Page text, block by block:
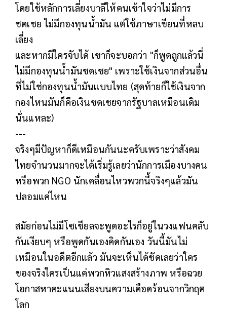
โดยใช้หลักการเลี่ยงบาลีให้คนเข้าใจว่าไม่มีการ
ชดเชย ไม่มีกองทุนน้ำมัน แต่ใช้ภาษาเขียนที่หลบ
เลี่ยง
และหากมีใครจับได้ เขาก็จะบอกว่า "ก็พูดถูกแล้วนี่
ไม่มีกองทุนน้ำมันชดเชย" เพราะใช้เงินจากส่วนอื่น
ที่ไม่ใช่กองทุนน้ำมันแบบไทย (สุดท้ายก็ใช้เงินจาก
กองไหนมันก็คือเงินชดเชยจากรัฐบาลเหมือนเดิม
นั่นแหละ)
---
จริงๆมีปัญหาก็ดีเหมือนกันนะครับเพราะว่าสังคม
ไทยจำนวนมากจะได้เริ่มรู้เลยว่านักการเมืองบางคน
หรือพวก NGO นักเคลื่อนไหวพวกนี้จริงๆแล้วมัน
ปลอมแค่ไหน
สมัยก่อนไม่มีโซเชียลจะพูดอะไรก็อยู่ในวงแฟนคลับ
กันเงียบๆ หรือพูดกันเองคิดกันเอง วันนี้มันไม่
เหมือนในอดีตอีกแล้ว มันจะเห็นได้ชัดเลยว่าใคร
ของจริงใครเป็นแค่พวกหิวแสงสร้างภาพ หรือฉวย
โอกาสหาคะแนนเสียงบนความเดือดร้อนจากวิกฤต
โลก